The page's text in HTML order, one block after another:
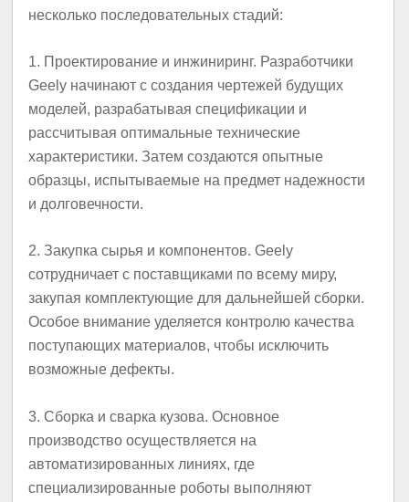
несколько последовательных стадий:
1. Проектирование и инжиниринг. Разработчики
Geely начинают с создания чертежей будущих
моделей, разрабатывая спецификации и
рассчитывая оптимальные технические
характеристики. Затем создаются опытные
образцы, испытываемые на предмет надежности
и долговечности.
2. Закупка сырья и компонентов. Geely
сотрудничает с поставщиками по всему миру,
закупая комплектующие для дальнейшей сборки.
Особое внимание уделяется контролю качества
поступающих материалов, чтобы исключить
возможные дефекты.
3. Сборка и сварка кузова. Основное
производство осуществляется на
автоматизированных линиях, где
специализированные роботы выполняют